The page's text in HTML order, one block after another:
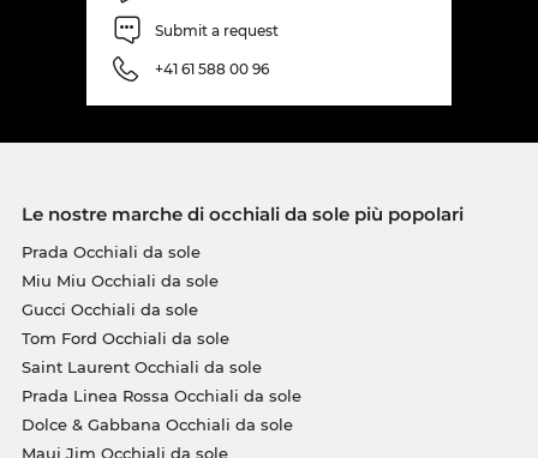
Submit a request
+41 61 588 00 96
Le nostre marche di occhiali da sole più popolari
Prada Occhiali da sole
Miu Miu Occhiali da sole
Gucci Occhiali da sole
Tom Ford Occhiali da sole
Saint Laurent Occhiali da sole
Prada Linea Rossa Occhiali da sole
Dolce & Gabbana Occhiali da sole
Maui Jim Occhiali da sole